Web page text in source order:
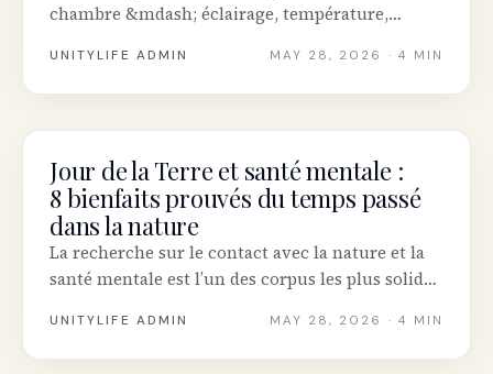
chambre &mdash; éclairage, température,
améliorent réellement le sommeil des
Canadiens, sur un budget d’appartement réaliste.
UNITYLIFE ADMIN MAY 28, 2026 · 4 MIN
MENTAL HEALTH
Jour de la Terre et santé mentale :
8 bienfaits prouvés du temps passé
dans la nature
La recherche sur le contact avec la nature et la
santé mentale est l’un des corpus les plus solides
appuyés par des études, et comment en profiter
au Canada ce Jour de la Terre.
UNITYLIFE ADMIN MAY 28, 2026 · 4 MIN